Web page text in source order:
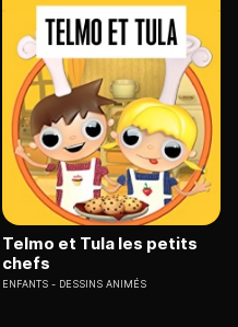
Telmo et Tula les petits
chefs
ENFANTS DESSINS ANIMÉS